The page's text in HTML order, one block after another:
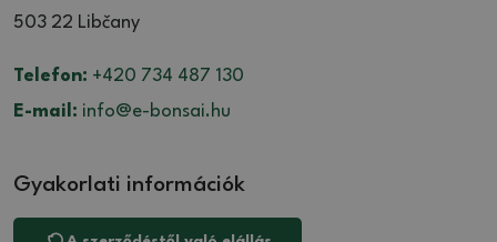
503 22 Libčany
Telefon: +420 734 487 130
E-mail: info@e-bonsai.hu
Gyakorlati információk